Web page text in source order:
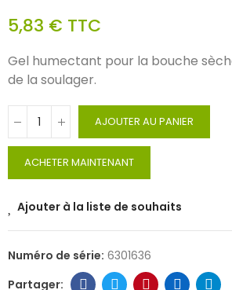
5,83 € TTC
Gel humectant pour la bouche
de la soulager.
AJOUTER AU PANIER
ACHETER MAINTENANT
Ajouter à la liste de souhaits
Numéro de série: 6301636